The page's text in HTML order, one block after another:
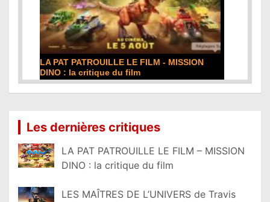
LA PAT PATROUILLE LE FILM - MISSION
DINO : la critique du film
Les dernières critiques
LA PAT PATROUILLE LE FILM – MISSION
DINO : la critique du film
LES MAÎTRES DE L’UNIVERS de Travis